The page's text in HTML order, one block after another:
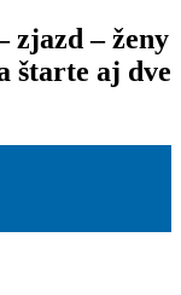
zjazd – ženy
štarte aj dve